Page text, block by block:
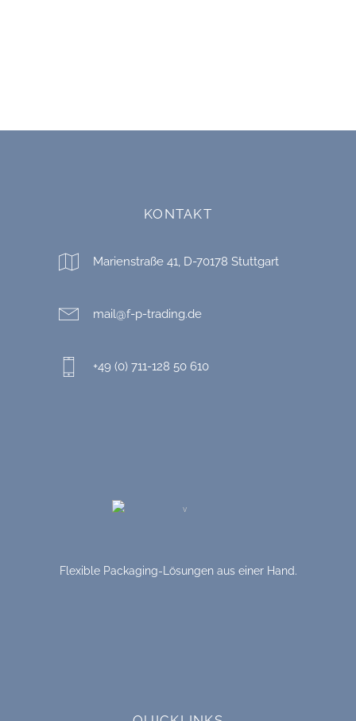
KONTAKT
Marienstraße 41, D-70178 Stuttgart
mail@f-p-trading.de
+49 (0) 711-128 50 610
Flexible Packaging-Lösungen aus einer Hand.